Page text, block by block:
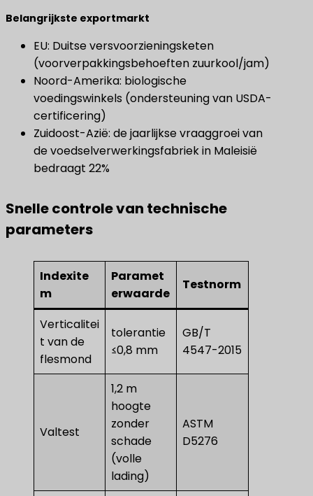
Belangrijkste exportmarkt
EU: Duitse versvoorzieningsketen
(voorverpakkingsbehoeften zuurkool/jam)
Noord-Amerika: biologische
voedingswinkels (ondersteuning van USDA-
certificering)
Zuidoost-Azië: de jaarlijkse vraaggroei van
de voedselverwerkingsfabriek in Maleisië
bedraagt 22%
Snelle controle van technische
parameters
Indexite
m
Paramet
erwaarde
Testnorm
Verticalitei
t van de
flesmond
tolerantie
≤0,8 mm
GB/T
4547-2015
Valtest
1,2 m
hoogte
zonder
schade
(volle
lading)
ASTM
D5276